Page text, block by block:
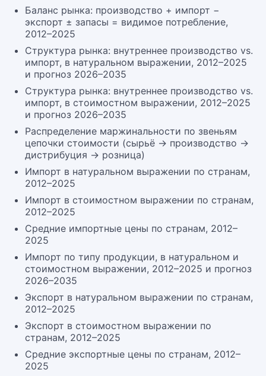
Баланс рынка: производство + импорт −
экспорт ± запасы = видимое потребление,
2012–2025
Структура рынка: внутреннее производство vs.
импорт, в натуральном выражении, 2012–2025
и прогноз 2026–2035
Структура рынка: внутреннее производство vs.
импорт, в стоимостном выражении, 2012–2025
и прогноз 2026–2035
Распределение маржинальности по звеньям
цепочки стоимости (сырьё → производство →
дистрибуция → розница)
Импорт в натуральном выражении по странам,
2012–2025
Импорт в стоимостном выражении по странам,
2012–2025
Средние импортные цены по странам, 2012–
2025
Импорт по типу продукции, в натуральном и
стоимостном выражении, 2012–2025 и прогноз
2026–2035
Экспорт в натуральном выражении по странам,
2012–2025
Экспорт в стоимостном выражении по
странам, 2012–2025
Средние экспортные цены по странам, 2012–
2025